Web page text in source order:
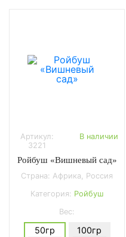
Артикул:
3221
В наличии
Ройбуш «Вишневый сад»
Страна: Африка, Россия
Категория: Ройбуш
Вес:
50гр
100гр